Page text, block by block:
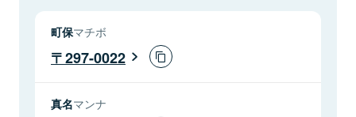
町保マチボ
297-0022
真名マンナ